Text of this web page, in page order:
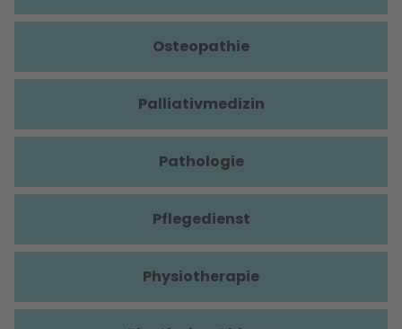
Osteopathie
Palliativmedizin
Pathologie
Pflegedienst
Physiotherapie